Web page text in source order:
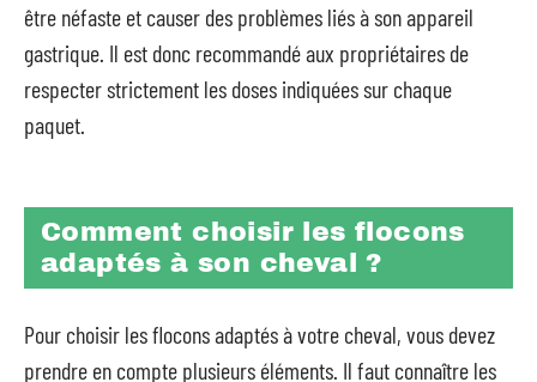
être néfaste et causer des problèmes liés à son appareil
gastrique. Il est donc recommandé aux propriétaires de
respecter strictement les doses indiquées sur chaque
paquet.
Comment choisir les flocons
adaptés à son cheval ?
Pour choisir les flocons adaptés à votre cheval, vous devez
prendre en compte plusieurs éléments. Il faut connaître les